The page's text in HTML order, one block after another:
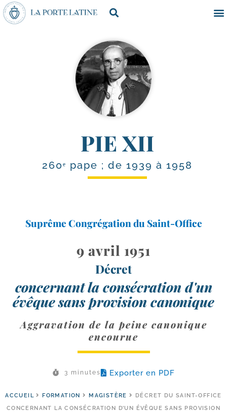
PIE XII
260ᵉ pape ; de 1939 à 1958
Suprême Congrégation du Saint-Office
9 avril 1951
Décret
concernant la consécration d'un
évêque sans provision canonique
Aggravation de la peine canonique
encourue
3 minutes Exporter en PDF
ACCUEIL FORMATION MAGISTÈRE
DÉCRET DU SAINT-OFFICE
CONCERNANT LA CONSÉCRATION D’UN ÉVÊQUE SANS PROVISION